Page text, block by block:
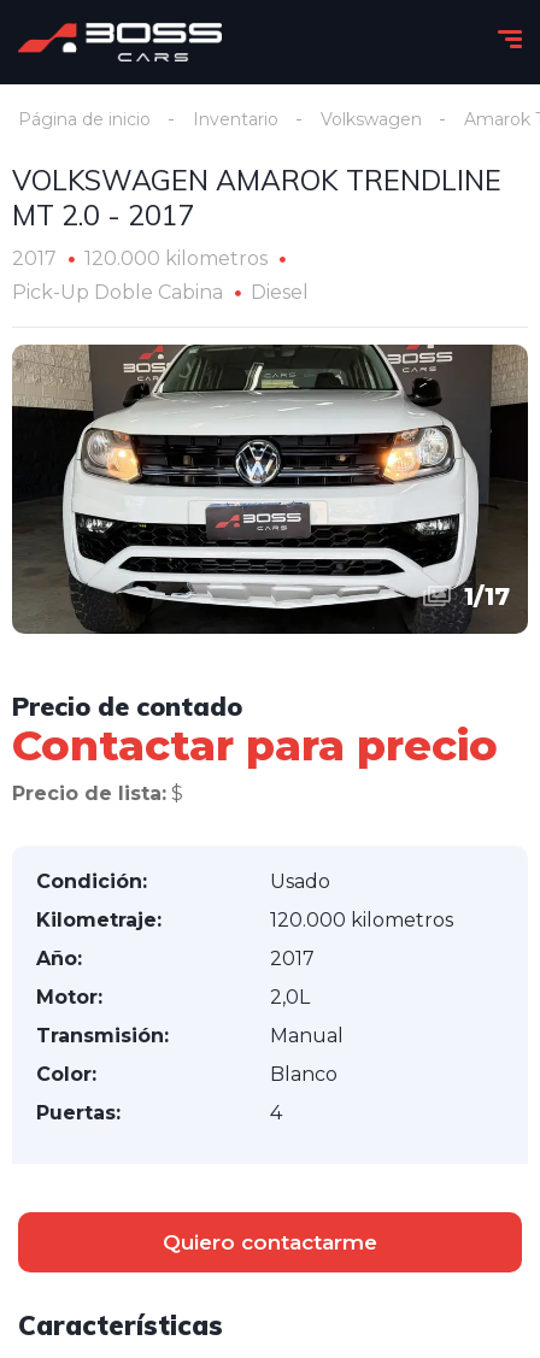
Página de inicio Inventario Volkswagen Amarok
VOLKSWAGEN AMAROK TRENDLINE
MT 2.0 - 2017
2017
120.000 kilometros
Pick-Up Doble Cabina
Diesel
1/17
Precio de contado
Contactar para precio
Precio de lista: $
Condición:
Usado
Kilometraje:
120.000 kilometros
Año:
2017
Motor:
2,0L
Transmisión:
Manual
Color:
Blanco
Puertas:
4
Quiero contactarme
Características